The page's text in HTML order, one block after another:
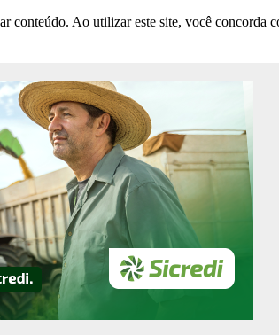
conteúdo. Ao utilizar este site, você concorda